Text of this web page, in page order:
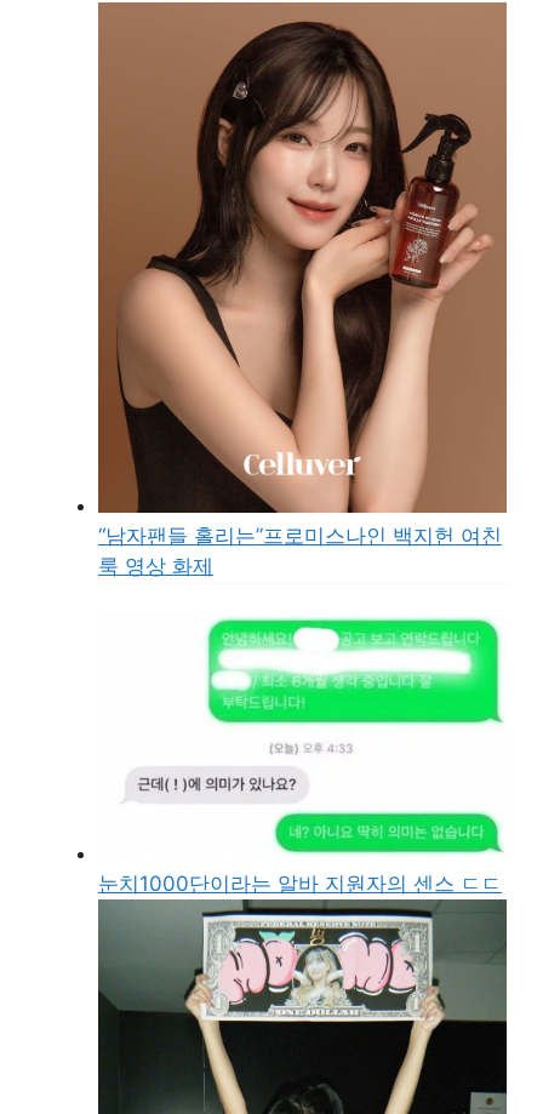
“남자팬들 홀리는”프로미스나인 백지헌 여친
룩 영상 화제
눈치1000단이라는 알바 지원자의 센스 ㄷㄷ